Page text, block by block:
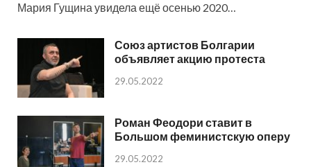
Мария Гущина увидела ещё осенью 2020…
Союз артистов Болгарии
объявляет акцию протеста
29.05.2022
Роман Феодори ставит в
Большом феминистскую оперу
29.05.2022